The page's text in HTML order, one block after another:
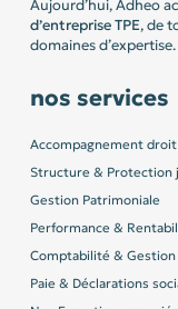
Aujourd’hui, Adheo
d’entrepriseTPE, de
domaines d’expertise.
nos services
Accompagnement droit
Structure & Protection
Gestion Patrimoniale
Performance &
Comptabilité & Gestion
Paie & Déclarations